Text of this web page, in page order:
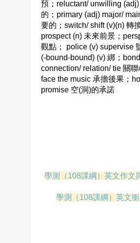
預；reluctant/ unwilling
的；primary (adj) major/
要的；switch/ shift (v)(n) 轉
prospect (n) 未來前景；
觀點； police (v) supervise
(-bound-bound) (v) 綁；
connection/ relation/ tie 關聯/
face the music 承擔後果；
promise 空(洞)的承諾
學測（108課綱）英文作文
學測（108課綱）英文